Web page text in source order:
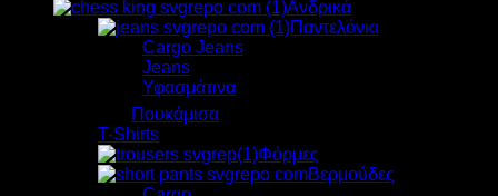
Ανδρικά
Παντελόνια
Cargo Jeans
Jeans
Υφασμάτινα
Πουκάμισα
T-Shirts
Φόρμες
Βερμούδες